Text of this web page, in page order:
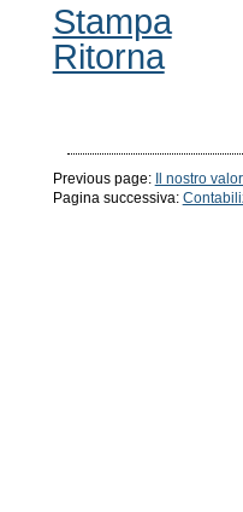
Stampa
Ritorna
Previous page:
Il nostro
Pagina successiva: